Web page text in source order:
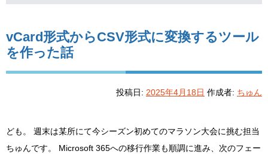
vCard形式からCSV形式に変換するツール
を作った話
投稿日: 2025年4月18日 作成者: ちゅん
ども。 週末は某所にて今シーズン初めてのマラソン大会に挑む担当
ちゅんです。 Microsoft 365への移行作業も順調に進み、次のフェー